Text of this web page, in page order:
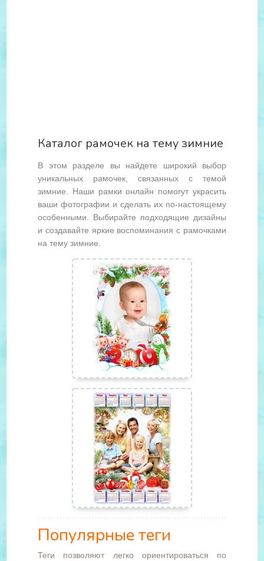
Каталог рамочек на тему зимние
В этом разделе вы найдете широкий выбор
уникальных рамочек, связанных с темой
зимние. Наши рамки онлайн помогут украсить
ваши фотографии и сделать их по-настоящему
особенными. Выбирайте подходящие дизайны
и создавайте яркие воспоминания с рамочками
на тему зимние.
Популярные теги
Теги позволяют легко ориентироваться по